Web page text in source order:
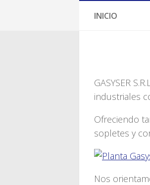
INICIO
GASYSER
industriales
Ofreciendo
sopletes y
Nos